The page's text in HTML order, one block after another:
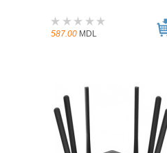
587.00 MDL